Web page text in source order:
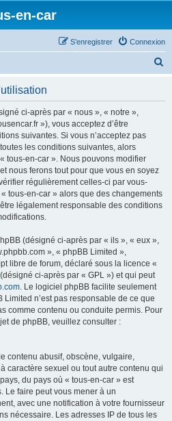
en-car
Connexion
S’enregistrer
ci-après par « nous », « notre »,
»), vous acceptez d’être
suivantes. Si vous n’acceptez pas
les conditions suivantes, alors
tous-en-car ». Nous pouvons modifier
nous ferons tout pour que vous en soyez
régulièrement celles-ci par vous-
tous-en-car » alors que des changements
légalement responsable des conditions
(désigné ci-après par « ils », « eux »,
», « phpBB Limited »,
libre de forum, déclaré sous la licence «
ci-après par « GPL ») et qui peut
. Le logiciel phpBB facilite seulement
Limited n’est pas responsable de ce que
comme contenu ou conduite permis. Pour
de phpBB, veuillez consulter :
contenu abusif, obscène, vulgaire,
caractère sexuel ou tout autre contenu qui
du pays où « tous-en-car » est
Le faire peut vous mener à un
avec une notification à votre fournisseur
nécessaire. Les adresses IP de tous les